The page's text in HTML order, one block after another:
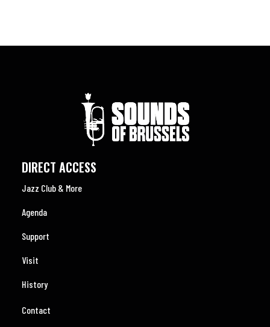
DIRECT ACCESS
Jazz Club & More
Agenda
Support
Visit
History
Contact